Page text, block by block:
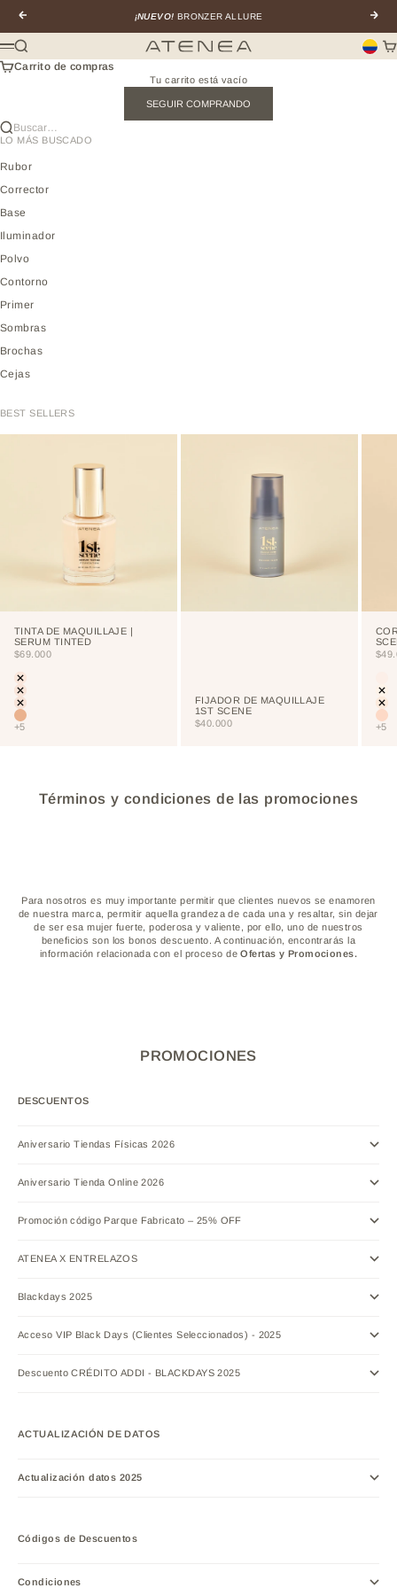
Anterior
¡NUEVO! BRONZER ALLURE
Atenea profesional
Menú
Buscar
Carrito de compras
Tu carrito está vacío
SEGUIR COMPRANDO
Buscar…
LO MÁS BUSCADO
Rubor
Corrector
Base
Iluminador
Polvo
Contorno
Primer
Sombras
Brochas
Cejas
BEST SELLERS
TINTA DE MAQUILLAJE |
SERUM TINTED
PRECIO DE OFERTA
$69.000
Color
LIGHT
PORCELAIN
CREAM
VAINILLA
+5
FIJADOR DE MAQUILLAJE
1ST SCENE
PRECIO DE OFERTA
$40.000 +5
Términos y condiciones de las promociones
Para nosotros es muy importante permitir que clientes nuevos se enamoren
de nuestra marca, permitir aquella grandeza de cada una y resaltar, sin dejar
de ser esa mujer fuerte, poderosa y valiente, por ello, uno de nuestros
beneficios son los bonos descuento. A continuación, encontrarás la
información relacionada con el proceso deOfertas y Promociones.
PROMOCIONES
DESCUENTOS
Aniversario Tiendas Físicas 2026
Aniversario Tienda Online 2026
Promoción código Parque Fabricato – 25% OFF
ATENEA X ENTRELAZOS
Blackdays 2025
Acceso VIP Black Days (Clientes Seleccionados) - 2025
Descuento CRÉDITO ADDI - BLACKDAYS 2025
ACTUALIZACIÓN DE DATOS
Actualización datos 2025
Códigos de Descuentos
Condiciones